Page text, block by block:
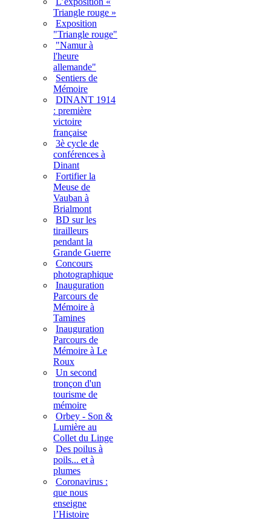
Triangle rouge »
Exposition
"Triangle rouge"
"Namur à
l'heure
allemande"
Sentiers de
Mémoire
DINANT 1914
: première
victoire
française
3è cycle de
conférences à
Dinant
Fortifier la
Meuse de
Vauban à
Brialmont
BD sur les
tirailleurs
pendant la
Grande Guerre
Concours
photographique
Inauguration
Parcours de
Mémoire à
Tamines
Inauguration
Parcours de
Mémoire à Le
Roux
Un second
tronçon d'un
tourisme de
mémoire
Orbey - Son &
Lumière au
Collet du Linge
Des poilus à
poils... et à
plumes
Coronavirus :
que nous
enseigne
l’Histoire